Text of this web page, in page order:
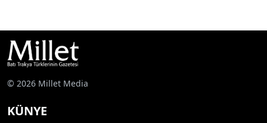
© 2026 Millet Media
KÜNYE